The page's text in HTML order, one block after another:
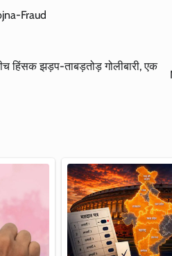
Fraud
हिंसक झड़प-ताबड़तोड़ गोलीबारी, एक